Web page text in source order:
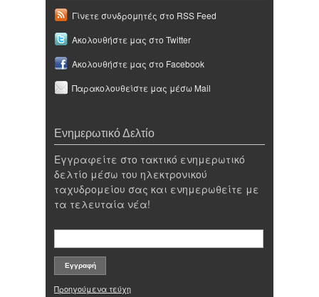
Γίνετε συνδρομητές στο RSS Feed
Ακολουθήστε μας στο Twitter
Ακολουθήστε μας στο Facebook
Παρακολουθείστε μας μέσω Mail
Ενημερωτικό Δελτίο
Εγγραφείτε στο τακτικό ενημερωτικό
δελτίο μέσω του ηλεκτρονικού
ταχυδρομείου σας και ενημερωθείτε με
τα τελευταία νέα!
Προηγούμενα τεύχη